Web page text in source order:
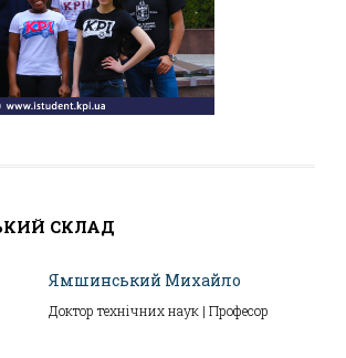
СКЛАД
Ямшинський Михайло
Доктор технічних наук | Професор